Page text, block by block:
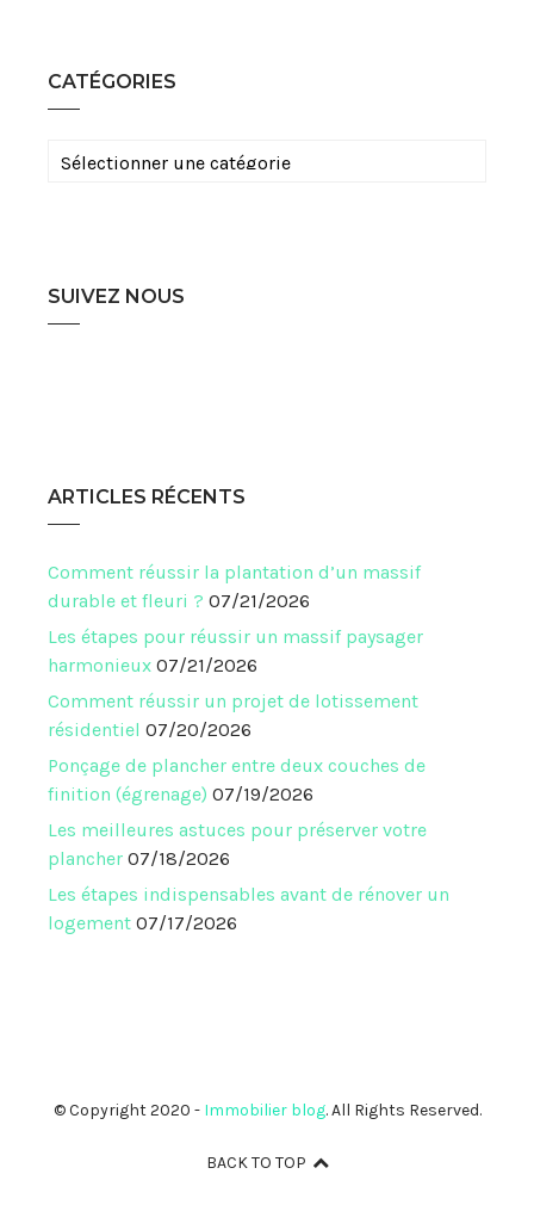
CATÉGORIES
Catégories
SUIVEZ NOUS
ARTICLES RÉCENTS
Comment réussir la plantation d’un massif
durable et fleuri ? 07/21/2026
Les étapes pour réussir un massif paysager
harmonieux 07/21/2026
Comment réussir un projet de lotissement
résidentiel 07/20/2026
Ponçage de plancher entre deux couches de
finition (égrenage) 07/19/2026
Les meilleures astuces pour préserver votre
plancher 07/18/2026
Les étapes indispensables avant de rénover un
logement 07/17/2026
© Copyright 2020 - Immobilier blog. All Rights Reserved.
BACK TO TOP